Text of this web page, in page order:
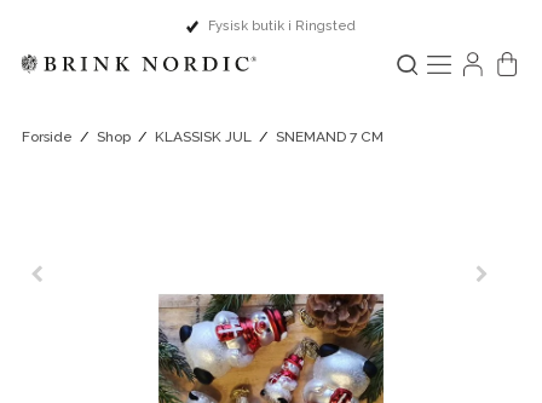
Dansk design & Europæisk
Forside / Shop / KLASSISK JUL / SNEMAND 7 CM